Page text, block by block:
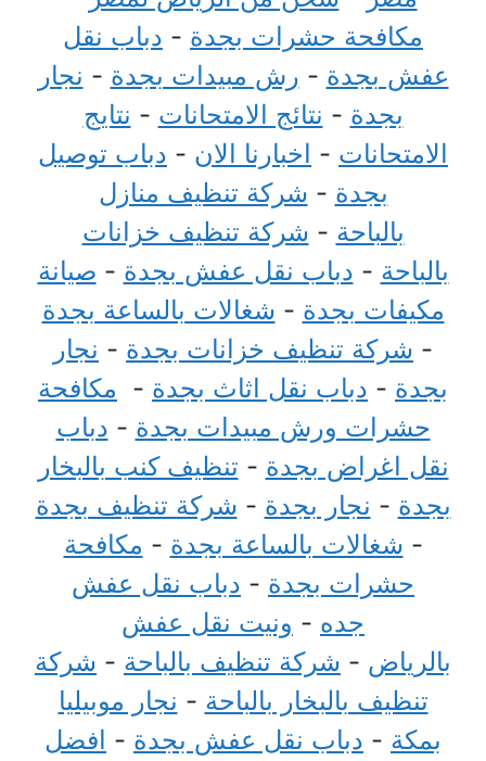
مكافحة حشرات بجدة - دباب نقل
عفش بجدة - رش مبيدات بجدة - نجار
بجدة - نتائج الامتحانات - نتايج
الامتحانات - اخبارنا الان - دباب توصيل
بجدة - شركة تنظيف منازل
بالباحة - شركة تنظيف خزانات
بالباحة - دباب نقل عفش بجدة - صيانة
مكيفات بجدة - شغالات بالساعة بجدة
- شركة تنظيف خزانات بجدة - نجار
بجدة - دباب نقل اثاث بجدة - مكافحة
حشرات ورش مبيدات بجدة - دباب
نقل اغراض بجدة - تنظيف كنب بالبخار
بجدة - نجار بجدة - شركة تنظيف بجدة
- شغالات بالساعة بجدة - مكافحة
حشرات بجدة - دباب نقل عفش
جده - ونيت نقل عفش
بالرياض - شركة تنظيف بالباحة - شركة
تنظيف بالبخار بالباحة - نجار موبيليا
بمكة - دباب نقل عفش بجدة - افضل